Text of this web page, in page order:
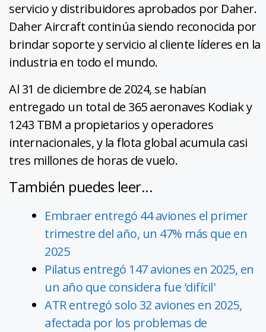
servicio y distribuidores aprobados por Daher.
Daher Aircraft continúa siendo reconocida por
brindar soporte y servicio al cliente líderes en la
industria en todo el mundo.
Al 31 de diciembre de 2024, se habían
entregado un total de 365 aeronaves Kodiak y
1243 TBM a propietarios y operadores
internacionales, y la flota global acumula casi
tres millones de horas de vuelo.
También puedes leer...
Embraer entregó 44 aviones el primer
trimestre del año, un 47% más que en
2025
Pilatus entregó 147 aviones en 2025, en
un año que considera fue 'difícil'
ATR entregó solo 32 aviones en 2025,
afectada por los problemas de